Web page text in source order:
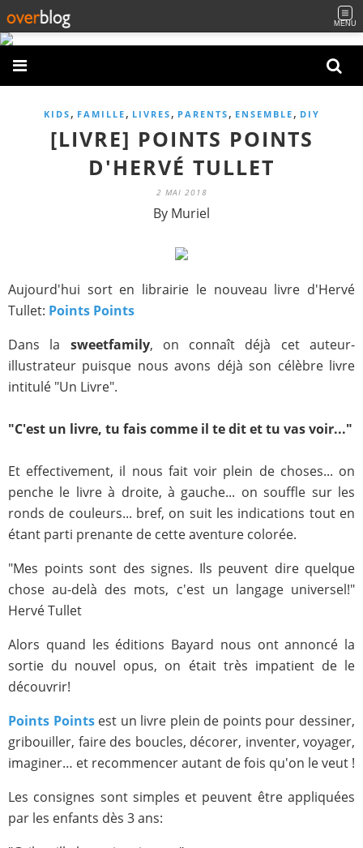
MENU
KIDS , FAMILLE , LIVRES , PARENTS , ENSEMBLE , DIY
[LIVRE] POINTS POINTS
D'HERVÉ TULLET
2 MAI 2018
By Muriel
Aujourd'hui sort en librairie le nouveau livre d'Hervé
Tullet: Points Points
Dans la sweetfamily, on connaît déjà cet auteur-
illustrateur puisque nous avons déjà son célèbre livre
intitulé "Un Livre".
"C'est un livre, tu fais comme il te dit et tu vas voir..."
Et effectivement, il nous fait voir plein de choses... on
penche le livre à droite, à gauche... on souffle sur les
ronds de couleurs... bref, on suit les indications tout en
étant parti prenante de cette aventure colorée.
"Mes points sont des signes. Ils peuvent dire quelque
chose au-delà des mots, c'est un langage universel!"
Hervé Tullet
Alors quand les éditions Bayard nous ont annoncé la
sortie du nouvel opus, on était très impatient de le
découvrir!
Points Points est un livre plein de points pour dessiner,
gribouiller, faire des boucles, décorer, inventer, voyager,
imaginer… et recommencer autant de fois qu'on le veut !
Les consignes sont simples et peuvent être appliquées
par les enfants dès 3 ans: